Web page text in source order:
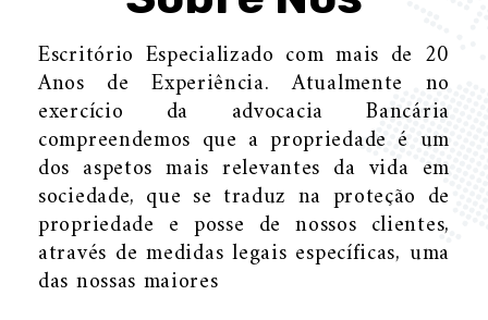
Escritório Especializado com mais de 20
Anos de Experiência. Atualmente no
exercício da advocacia Bancária
compreendemos que a propriedade é um
dos aspetos mais relevantes da vida em
sociedade, que se traduz na proteção de
propriedade e posse de nossos clientes,
através de medidas legais específicas, uma
das nossas maiores